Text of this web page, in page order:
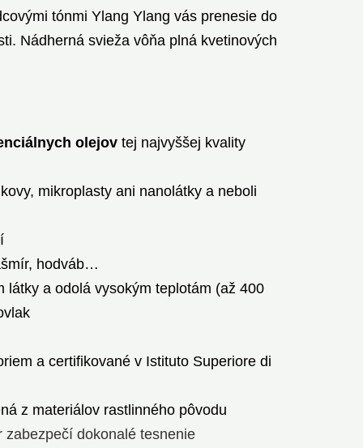
tónmi Ylang Ylang vás prenesie do
Nádherná svieža vôňa plná kvetinových
olejov tej najvyššej kvality
mikroplasty ani nanolátky a neboli
hodváb…
a odolá vysokým teplotám (až 400
a certifikované v Istituto Superiore di
z materiálov rastlinného pôvodu
zabezpečí dokonalé tesnenie